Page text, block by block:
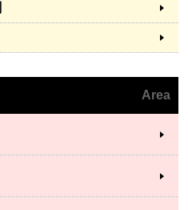
Area